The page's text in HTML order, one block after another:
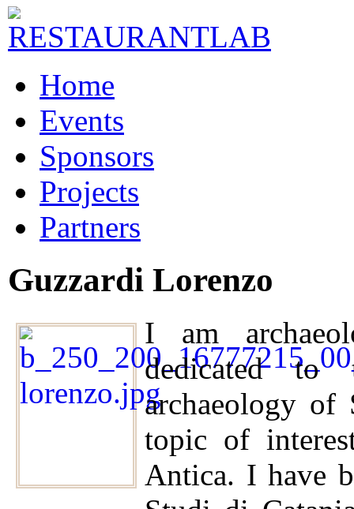
Home
Events
Sponsors
Projects
Partners
Guzzardi Lorenzo
I am
dedicated to
archaeology of
topic of
Antica. I have